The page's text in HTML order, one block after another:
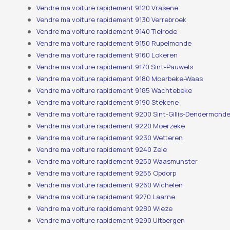
Vendre ma voiture rapidement 9120 Vrasene
Vendre ma voiture rapidement 9130 Verrebroek
Vendre ma voiture rapidement 9140 Tielrode
Vendre ma voiture rapidement 9150 Rupelmonde
Vendre ma voiture rapidement 9160 Lokeren
Vendre ma voiture rapidement 9170 Sint-Pauwels
Vendre ma voiture rapidement 9180 Moerbeke-Waas
Vendre ma voiture rapidement 9185 Wachtebeke
Vendre ma voiture rapidement 9190 Stekene
Vendre ma voiture rapidement 9200 Sint-Gillis-
Vendre ma voiture rapidement 9220 Moerzeke
Vendre ma voiture rapidement 9230 Wetteren
Vendre ma voiture rapidement 9240 Zele
Vendre ma voiture rapidement 9250 Waasmunster
Vendre ma voiture rapidement 9255 Opdorp
Vendre ma voiture rapidement 9260 Wichelen
Vendre ma voiture rapidement 9270 Laarne
Vendre ma voiture rapidement 9280 Wieze
Vendre ma voiture rapidement 9290 Uitbergen